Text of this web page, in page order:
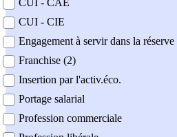
CUI - CAE
CUI - CIE
Engagement à servir dans la réserve
Franchise (2)
Insertion par l'activ.éco.
Portage salarial
Profession commerciale